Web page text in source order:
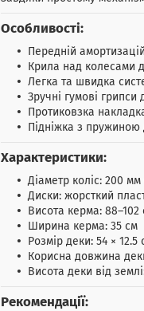
Особливості:
Передній
Крила над колесами
Легка та швидка
Зручні гумові грипси
Протиковзка
Підніжка з
Характеристики:
Діаметр коліс: 200 мм
Диски: жорсткий
Висота керма:
Ширина керма: 35 см
Розмір деки: 54 × 12.5
Корисна довжина
Висота деки від
Рекомендації: